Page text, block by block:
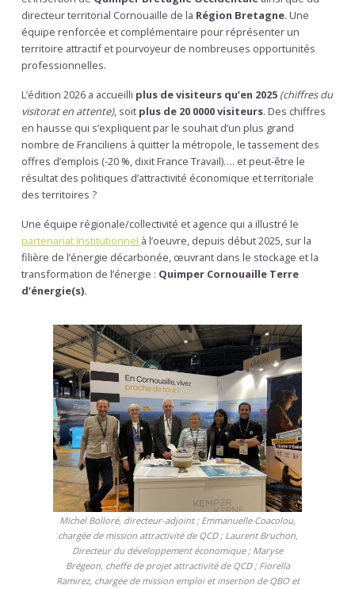
directeur territorial Cornouaille de la Région Bretagne. Une
équipe renforcée et complémentaire pour réprésenter un
territoire attractif et pourvoyeur de nombreuses opportunités
professionnelles.
L’édition 2026 a accueilli plus de visiteurs qu’en 2025 (chiffres du
visitorat en attente), soit plus de 20 0000 visiteurs. Des chiffres
en hausse qui s’expliquent par le souhait d’un plus grand
nombre de Franciliens à quitter la métropole, le tassement des
offres d’emplois (-20 %, dixit France Travail)…. et peut-être le
résultat des politiques d’attractivité économique et territoriale
des territoires ?
Une équipe régionale/collectivité et agence qui a illustré le
partenariat institutionnel à l’oeuvre, depuis début 2025, sur la
filière de l’énergie décarbonée, œuvrant dans le stockage et la
transformation de l’énergie : Quimper Cornouaille Terre
d’énergie(s).
Michel Bolloré, directeur-adjoint ; Emmanuelle Coacolou,
chargée de mission attractivité de QCD ; Laurent Bruchon,
Directeur du développement économique ; Maryse
Brégeon, cheffe de projet attractivitéde QCD ; Fiorella
Ramirez, chargée de mission emploi et insertion de QBO et